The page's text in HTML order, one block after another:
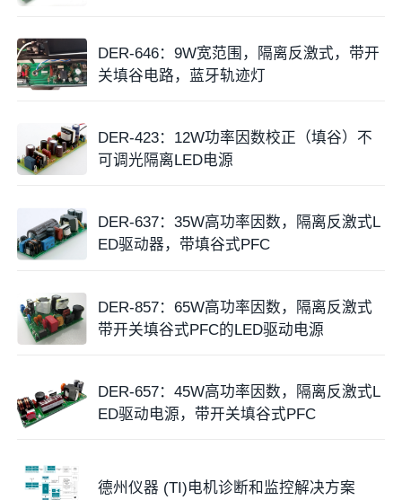
DER-646：9W宽范围，隔离反激式，带开
关填谷电路，蓝牙轨迹灯
DER-423：12W功率因数校正（填谷）不
可调光隔离LED电源
DER-637：35W高功率因数，隔离反激式L
ED驱动器，带填谷式PFC
DER-857：65W高功率因数，隔离反激式
带开关填谷式PFC的LED驱动电源
DER-657：45W高功率因数，隔离反激式L
ED驱动电源，带开关填谷式PFC
德州仪器 (TI)电机诊断和监控解决方案